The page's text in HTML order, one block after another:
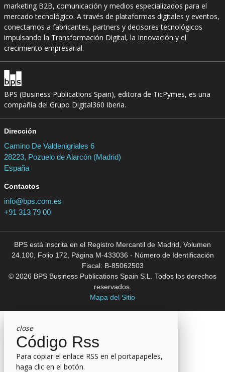
marketing B2B, comunicación y medios especializados para el
mercado tecnológico. A través de plataformas digitales y eventos,
conectamos a fabricantes, partners y decisores tecnológicos
impulsando la Transformación Digital, la Innovación y el
crecimiento empresarial.
BPS (Business Publications Spain), editora de TicPymes, es una
compañía del Grupo Digital360 Iberia.
Dirección
Camino De Valdenigriales 6
28223, Pozuelo de Alarcón (Madrid)
España
Contactos
info@bps.com.es
+91 313 79 00
BPS está inscrita en el Registro Mercantil de Madrid, Volumen
24.100, Folio 172, Página M-433036 - Número de Identificación
Fiscal: B-85062503
© 2026 BPS Business Publications Spain S.L. Todos los derechos
reservados.
Mapa del Sitio
close
Código Rss
Para copiar el enlace RSS en el portapapeles,
haga clic en el botón.